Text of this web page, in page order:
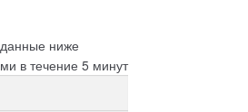
данные ниже
в течение 5 минут